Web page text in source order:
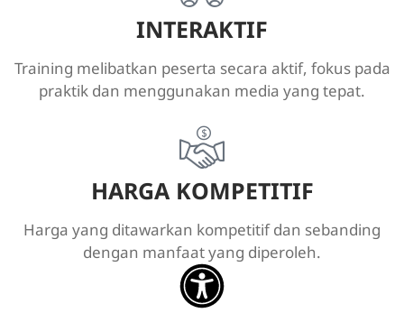
INTERAKTIF
Training melibatkan peserta secara aktif, fokus pada
praktik dan menggunakan media yang tepat.
HARGA KOMPETITIF
Harga yang ditawarkan kompetitif dan sebanding
dengan manfaat yang diperoleh.